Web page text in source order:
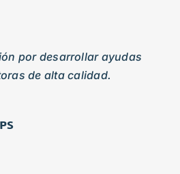
por desarrollar ayudas
de alta calidad.